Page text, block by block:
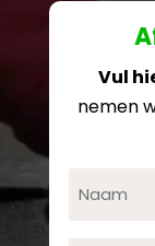
Vul
nemen